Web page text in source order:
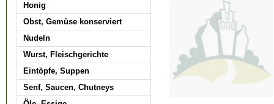
Honig
Obst, Gemüse konserviert
Nudeln
Wurst, Fleischgerichte
Eintöpfe, Suppen
Senf, Saucen, Chutneys